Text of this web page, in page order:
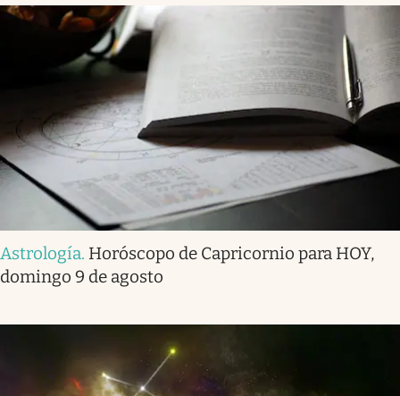
Astrología. Horóscopo de Capricornio para HOY,
domingo 9 de agosto